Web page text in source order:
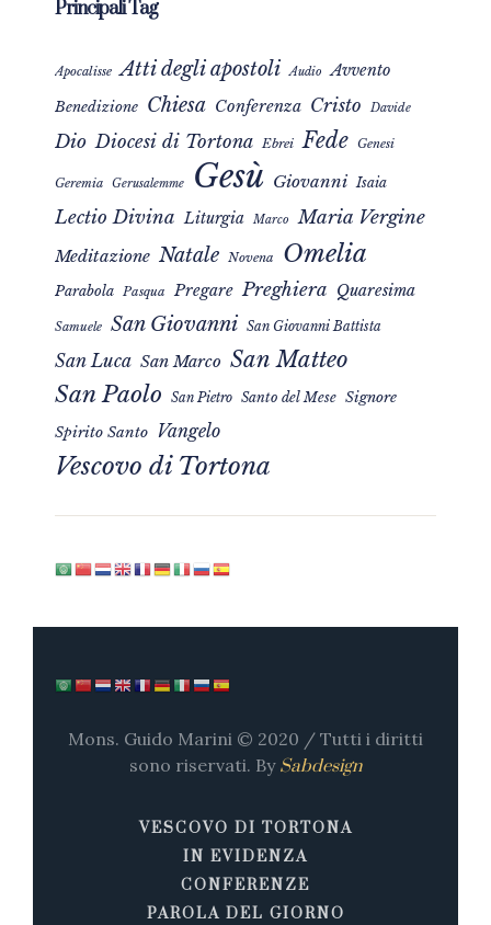
Principali Tag
Apocalisse Atti degli apostoli Audio Avvento
Benedizione Chiesa Conferenza Cristo Davide
Dio Diocesi di Tortona Ebrei Fede Genesi
Geremia Gerusalemme Gesù Giovanni Isaia
Lectio Divina Liturgia Marco Maria Vergine
Meditazione Natale Novena Omelia
Parabola Pasqua Pregare Preghiera Quaresima
Samuele San Giovanni San Giovanni Battista
San Luca San Marco San Matteo
San Paolo San Pietro Santo del Mese Signore
Spirito Santo Vangelo
Vescovo di Tortona
Mons. Guido Marini © 2020 / Tutti i diritti
sono riservati. By Sabdesign
VESCOVO DI TORTONA
IN EVIDENZA
CONFERENZE
PAROLA DEL GIORNO